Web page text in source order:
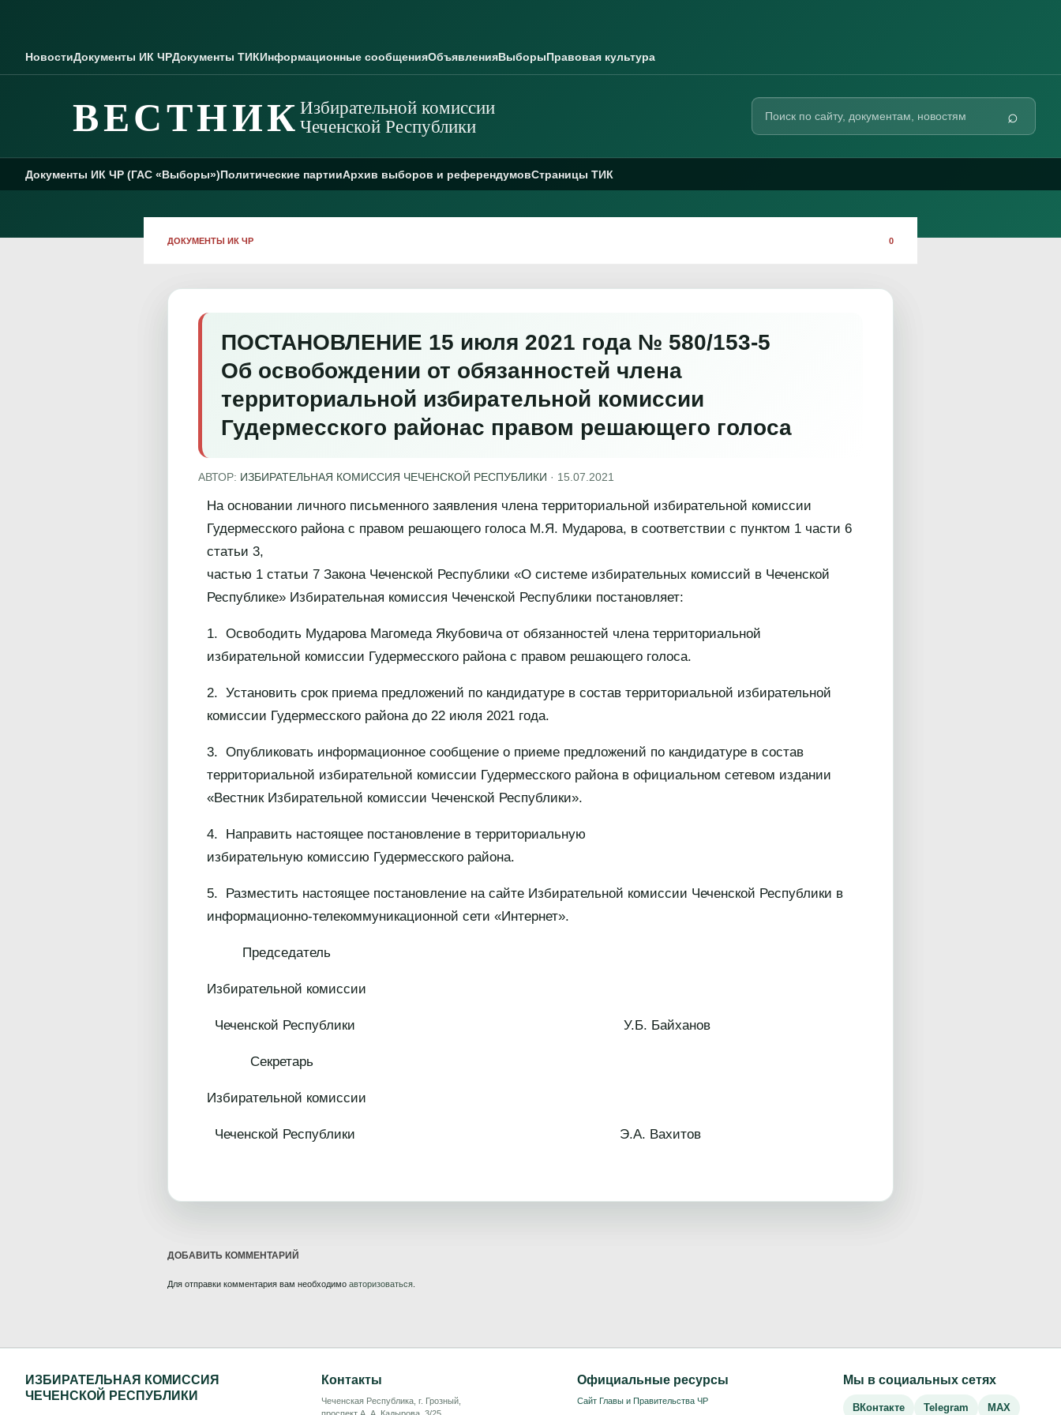
НовостиДокументы ИК ЧРДокументы ТИКИнформационные сообщенияОбъявленияВыборыПравовая культура
ВЕСТНИК Избирательной комиссии
Чеченской Республики
Поиск
сайту
⌕
Документы ИК ЧР (ГАС «Выборы»)Политические партииАрхив выборов и референдумовСтраницы ТИК
ДОКУМЕНТЫ ИК ЧР 0
ПОСТАНОВЛЕНИЕ 15 июля 2021 года № 580/153-5
Об освобождении от обязанностей члена
территориальной избирательной комиссии
Гудермесского районас правом решающего голоса
АВТОР: ИЗБИРАТЕЛЬНАЯ КОМИССИЯ ЧЕЧЕНСКОЙ РЕСПУБЛИКИ · 15.07.2021
На основании личного письменного заявления члена территориальной избирательной комиссии
Гудермесского района с правом решающего голоса М.Я. Мударова, в соответствии с пунктом 1 части 6
статьи 3,
частью 1 статьи 7 Закона Чеченской Республики «О системе избирательных комиссий в Чеченской
Республике» Избирательная комиссия Чеченской Республики постановляет:
1. Освободить Мударова Магомеда Якубовича от обязанностей члена территориальной
избирательной комиссии Гудермесского района с правом решающего голоса.
2. Установить срок приема предложений по кандидатуре в состав территориальной избирательной
комиссии Гудермесского района до 22 июля 2021 года.
3. Опубликовать информационное сообщение о приеме предложений по кандидатуре в состав
территориальной избирательной комиссии Гудермесского района в официальном сетевом издании
«Вестник Избирательной комиссии Чеченской Республики».
4. Направить настоящее постановление в территориальную
избирательную комиссию Гудермесского района.
5. Разместить настоящее постановление на сайте Избирательной комиссии Чеченской Республики в
информационно-телекоммуникационной сети «Интернет».
Председатель
Избирательной комиссии
Чеченской Республики У.Б. Байханов
Секретарь
Избирательной комиссии
Чеченской Республики Э.А. Вахитов
ДОБАВИТЬ КОММЕНТАРИЙ
Для отправки комментария вам необходимо авторизоваться
ИЗБИРАТЕЛЬНАЯ КОМИССИЯ
ЧЕЧЕНСКОЙ РЕСПУБЛИКИ
Контакты
Чеченская Республика, г. Грозный,
Официальные ресурсы
Сайт Главы и Правительства ЧР
Мы в социальных сетях
ВКонтакте Telegram MAX